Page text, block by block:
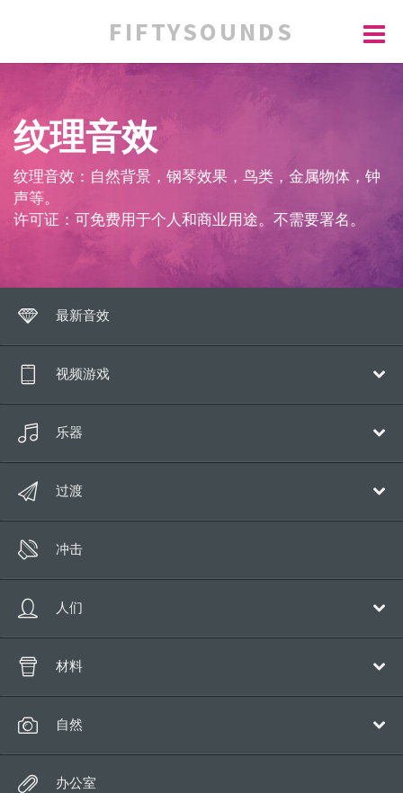
FIFTYSOUNDS
纹理音效
纹理音效：自然背景，钢琴效果，鸟类，金属物体，钟
声等。
许可证：可免费用于个人和商业用途。不需要署名。
最新音效
视频游戏
魔法
漫画
语音
泡沫
胜利
乐器
钢琴
吉他
音乐弦乐
过渡
立管
运动
回旋镖
冲击
人们
呼吸
咳嗽
吻
材料
纸
金属
塑料
自然
水
办公室